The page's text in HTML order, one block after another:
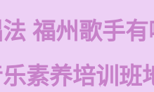
福州歌手
素养培训班